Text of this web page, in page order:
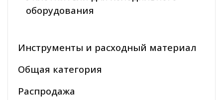
оборудования
Инструменты и расходный материал
Общая категория
Распродажа